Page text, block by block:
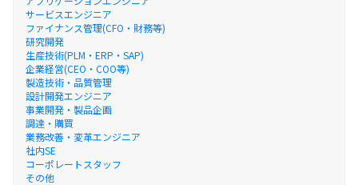
サービスエンジニア
ファイナンス管理(CFO・財務等)
研究開発
生産技術(PLM・ERP・SAP)
企業経営(CEO・COO等)
製造技術・品質管理
設計開発エンジニア
事業開発・製品企画
調達・購買
業務改善・変革エンジニア
社内SE
コーポレートスタッフ
その他